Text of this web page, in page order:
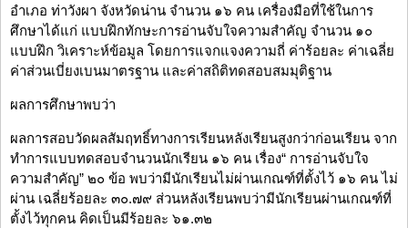
อำเภอ ท่าวังผา จังหวัดน่าน จำนวน ๑๖ คน เครื่องมือที่ใช้ในการ
ศึกษาได้แก่ แบบฝึกทักษะการอ่านจับใจความสำคัญ จำนวน ๑๐
แบบฝึก วิเคราะห์ข้อมูล โดยการแจกแจงความถี่ ค่าร้อยละ ค่าเฉลี่ย
ค่าส่วนเบี่ยงเบนมาตรฐาน และค่าสถิติทดสอบสมมุติฐาน
ผลการศึกษาพบว่า
ผลการสอบวัดผลสัมฤทธิ์ทางการเรียนหลังเรียนสูงกว่าก่อนเรียน จาก
ทำการแบบทดสอบจำนวนนักเรียน ๑๖ คน เรื่อง“ การอ่านจับใจ
ความสำคัญ” ๒๐ ข้อ พบว่ามีนักเรียนไม่ผ่านเกณฑ์ที่ตั้งไว้ ๑๖ คน ไม่
ผ่าน เฉลี่ยร้อยละ ๓๐.๗๙ ส่วนหลังเรียนพบว่ามีนักเรียนผ่านเกณฑ์ที่
ตั้งไว้ทุกคน คิดเป็นมีร้อยละ ๖๑.๓๒